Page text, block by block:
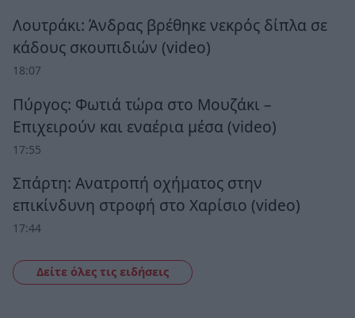
Λουτράκι: Άνδρας βρέθηκε νεκρός δίπλα σε
κάδους σκουπιδιών (video)
18:07
Πύργος: Φωτιά τώρα στο Μουζάκι –
Επιχειρούν και εναέρια μέσα (video)
17:55
Σπάρτη: Ανατροπή οχήματος στην
επικίνδυνη στροφή στο Χαρίσιο (video)
17:44
Δείτε όλες τις ειδήσεις